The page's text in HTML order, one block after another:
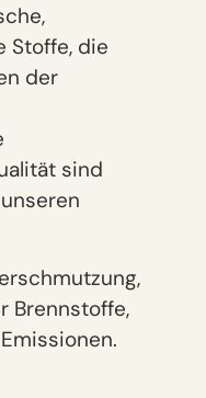
Stoffe, die
der
sind
Brennstoffe,